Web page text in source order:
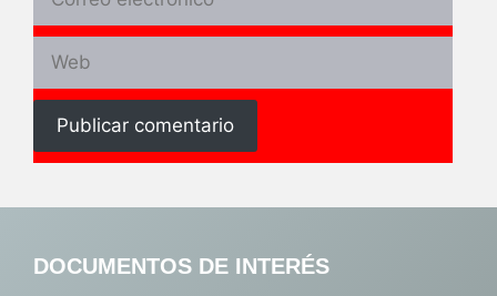
electrónico
DOCUMENTOS DE INTERÉS